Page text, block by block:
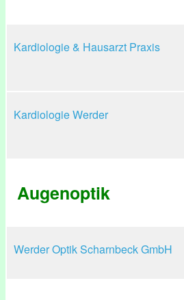
Kardiologie & Hausarzt Praxis
Kardiologie Werder
Augenoptik
Werder Optik Scharnbeck GmbH